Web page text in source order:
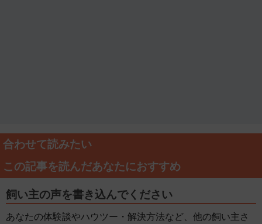
合わせて読みたい
この記事を読んだあなたにおすすめ
飼い主の声を書き込んでください
あなたの体験談やハウツー・解決方法など、他の飼い主さ